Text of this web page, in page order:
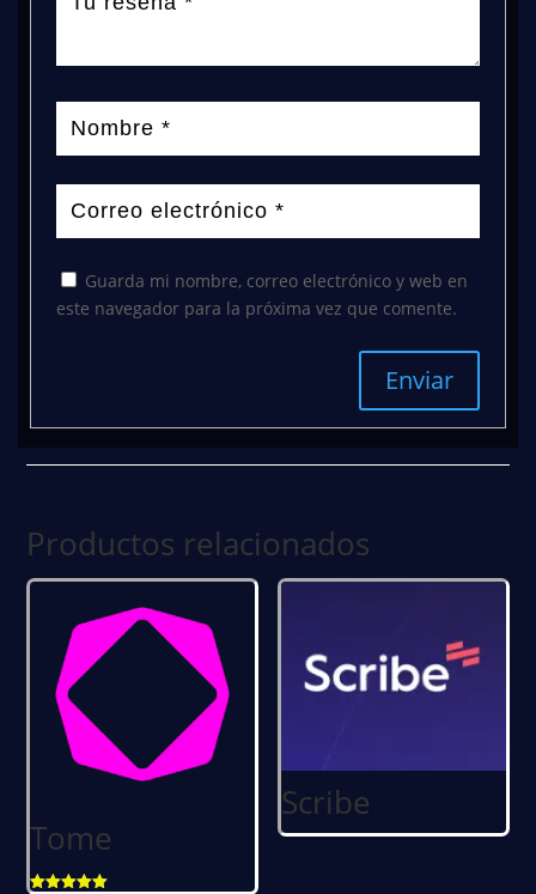
Guarda mi nombre, correo electrónico y web en
este navegador para la próxima vez que comente.
Enviar
Productos relacionados
Tome
Scribe